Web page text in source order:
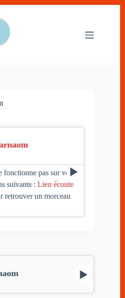
fonctionne pas sur votre
suivants : Lien écoute
retrouver un morceau